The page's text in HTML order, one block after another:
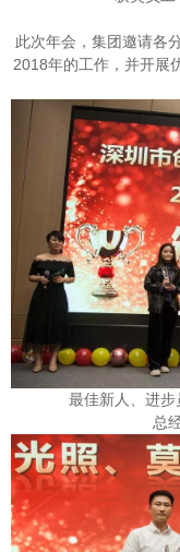
此次年会，集团邀请各
2018年的工作，并开展
最佳新人、进
总